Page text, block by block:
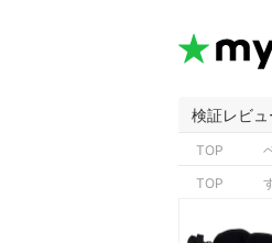
検証レビュ
TOP
TOP